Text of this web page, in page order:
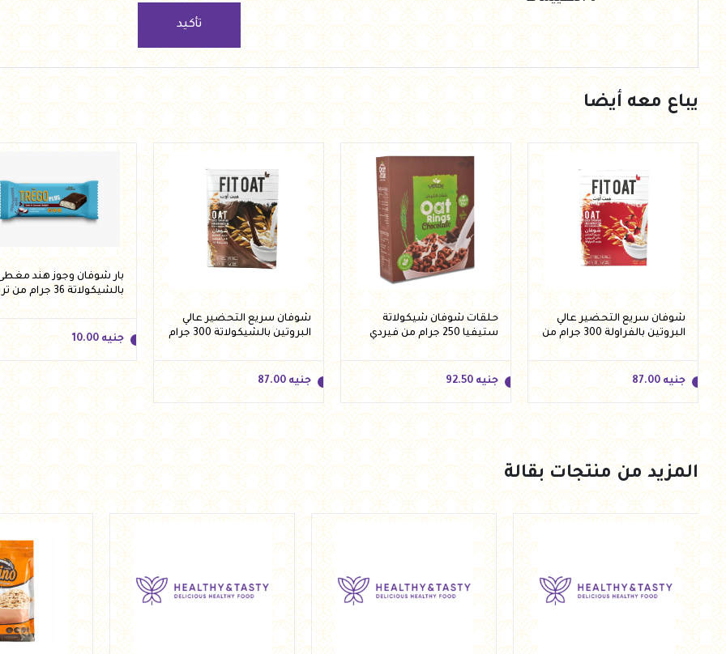
تأكيد
يباع معه أيضا
شوفان سريع التحضير عالي
البروتين بالفراولة 300 جرام من
فيت اوت
جنيه 87.00
جنيه 87.00
حلقات شوفان شيكولاتة
ستيفيا 250 جرام من فيردي
جنيه 92.50
جنيه 92.50
شوفان سريع التحضير عالي
البروتين بالشيكولاتة 300 جرام
من فيت اوت
جنيه 87.00
جنيه 87.00
بار شوفان وجوز هند
بالشيكولاتة 36 جرام من تريجو
جنيه 10.00
جنيه 10.00
أضف للسلة
المزيد من منتجات بقالة